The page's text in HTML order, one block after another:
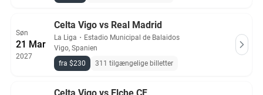
Søn
21 Mar
2027
Celta Vigo vs Real Madrid
La Liga ・ Estadio Municipal de Balaidos
Vigo, Spanien
fra $230
311 tilgængelige billetter